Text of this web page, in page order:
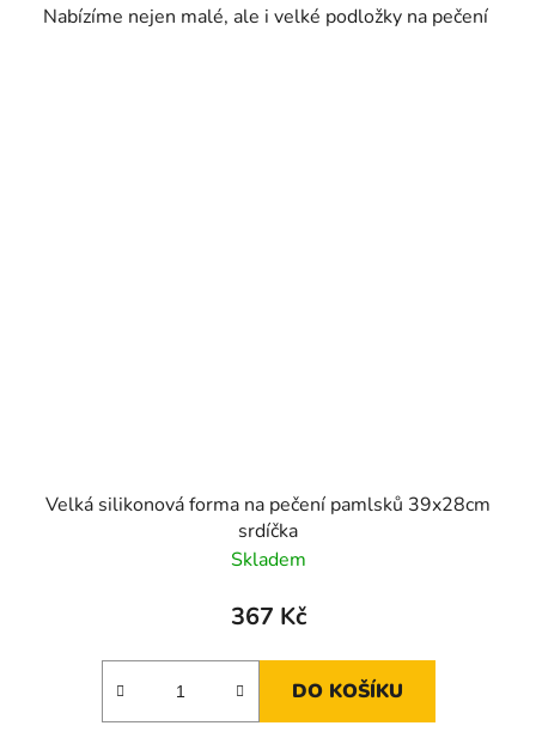
Nabízíme nejen malé, ale i velké podložky na pečení
Velká silikonová forma na pečení pamlsků 39x28cm
srdíčka
Skladem
367 Kč
DO KOŠÍKU